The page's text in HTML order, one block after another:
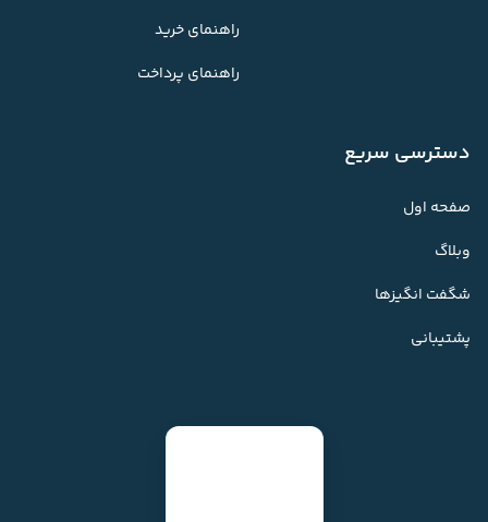
راهنمای خرید
راهنمای پرداخت
دسترسی سریع
صفحه اول
وبلاگ
شگفت انگیزها
پشتیبانی